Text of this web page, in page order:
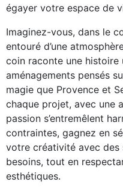
égayer votre espace de
Imaginez-vous, dans le
entouré d’une
coin raconte une histoire
aménagements pensés
magie que Provence et
chaque projet, avec une
passion s’entremêlent
contraintes, gagnez en
votre créativité avec des
besoins, tout en
esthétiques.